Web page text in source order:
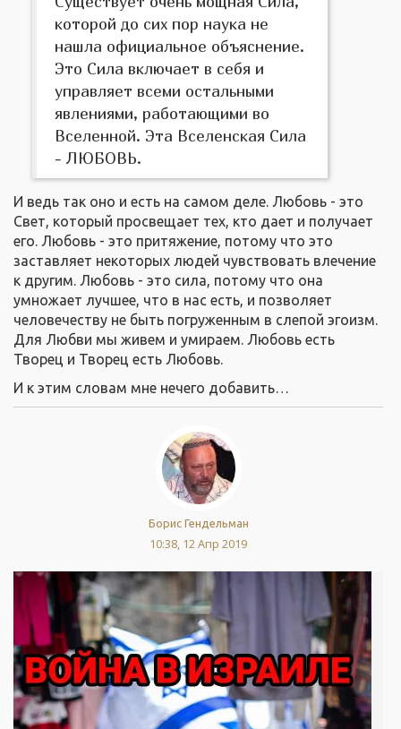
которой до сих пор наука не
нашла официальное объяснение.
Это Сила включает в себя и
управляет всеми остальными
явлениями, работающими во
Вселенной. Эта Вселенская Сила
- ЛЮБОВЬ.
И ведь так оно и есть на самом деле. Любовь - это
Свет, который просвещает тех, кто дает и получает
его. Любовь - это притяжение, потому что это
заставляет некоторых людей чувствовать влечение
к другим. Любовь - это сила, потому что она
умножает лучшее, что в нас есть, и позволяет
человечеству не быть погруженным в слепой эгоизм.
Для Любви мы живем и умираем. Любовь есть
Творец и Творец есть Любовь.
И к этим словам мне нечего добавить…
Борис Гендельман
10:38, 12 Апр 2019